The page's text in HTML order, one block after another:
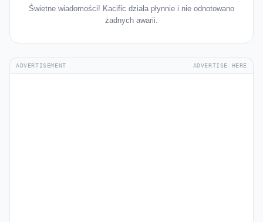
Świetne wiadomości! Kacific działa płynnie i nie odnotowano
żadnych awarii.
ADVERTISEMENT ADVERTISE HERE